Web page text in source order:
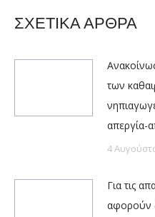
ΣΧΕΤΙΚΑ ΑΡΘΡΑ
των
απεργία-
4
Για τις
αφορούν